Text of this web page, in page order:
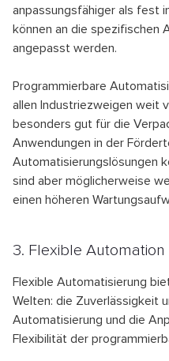
anpassungsfähiger als fest
können an die spezifischen
angepasst werden.
Programmierbare
allen Industriezweigen weit
besonders gut für die
Anwendungen in der
Automatisierungslösungen
sind aber möglicherweise
einen höheren
3. Flexible Automation
Flexible Automatisierung
Welten: die Zuverlässigkeit
Automatisierung und die
Flexibilität der